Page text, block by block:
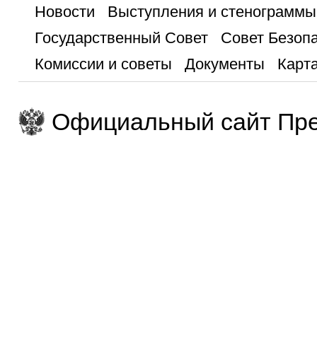
Новости
Выступления и стенограммы
Государственный Совет
Совет
Комиссии и советы
Документы
Официальный сайт